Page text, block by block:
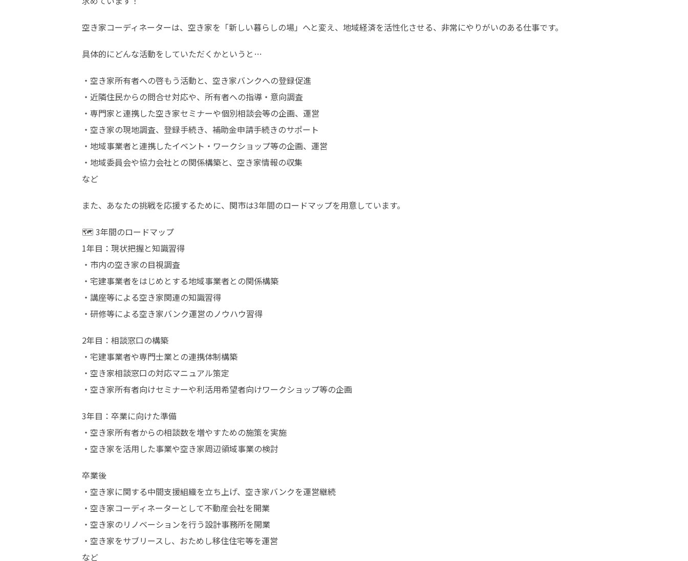
空き家コーディネーターは、空き家を「新しい暮らしの場」へと変え、地域経済を活性化させる、非常にやりがいのある仕事です。
具体的にどんな活動をしていただくかというと…
・空き家所有者への啓もう活動と、空き家バンクへの登録促進
・近隣住民からの問合せ対応や、所有者への指導・意向調査
・専門家と連携した空き家セミナーや個別相談会等の企画、運営
・空き家の現地調査、登録手続き、補助金申請手続きのサポート
・地域事業者と連携したイベント・ワークショップ等の企画、運営
・地域委員会や協力会社との関係構築と、空き家情報の収集
など
また、あなたの挑戦を応援するために、関市は3年間のロードマップを用意しています。
🗺️ 3年間のロードマップ
1年目：現状把握と知識習得
・市内の空き家の目視調査
・宅建事業者をはじめとする地域事業者との関係構築
・講座等による空き家関連の知識習得
・研修等による空き家バンク運営のノウハウ習得
2年目：相談窓口の構築
・宅建事業者や専門士業との連携体制構築
・空き家相談窓口の対応マニュアル策定
・空き家所有者向けセミナーや利活用希望者向けワークショップ等の企画
3年目：卒業に向けた準備
・空き家所有者からの相談数を増やすための施策を実施
・空き家を活用した事業や空き家周辺領域事業の検討
卒業後
・空き家に関する中間支援組織を立ち上げ、空き家バンクを運営継続
・空き家コーディネーターとして不動産会社を開業
・空き家のリノベーションを行う設計事務所を開業
・空き家をサブリースし、おためし移住住宅等を運営
など